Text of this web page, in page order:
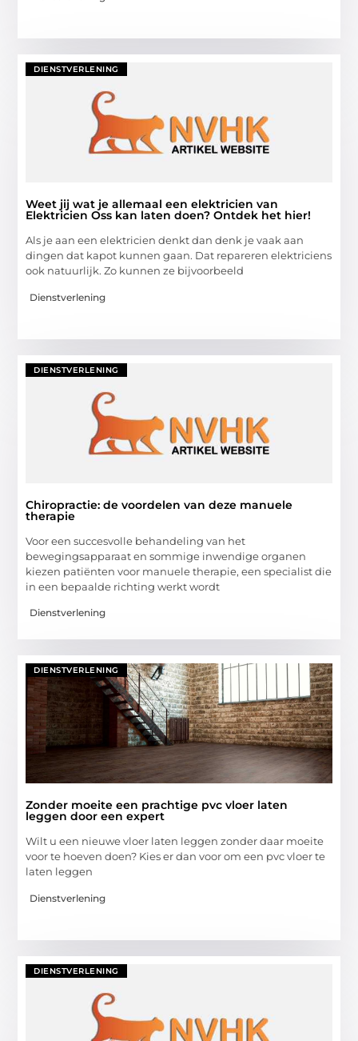
DIENSTVERLENING
Weet jij wat je allemaal een elektricien van
Elektricien Oss kan laten doen? Ontdek het hier!
Als je aan een elektricien denkt dan denk je vaak aan
dingen dat kapot kunnen gaan. Dat repareren elektriciens
ook natuurlijk. Zo kunnen ze bijvoorbeeld
Dienstverlening
DIENSTVERLENING
Chiropractie: de voordelen van deze manuele
therapie
Voor een succesvolle behandeling van het
bewegingsapparaat en sommige inwendige organen
kiezen patiënten voor manuele therapie, een specialist die
in een bepaalde richting werkt wordt
Dienstverlening
DIENSTVERLENING
Zonder moeite een prachtige pvc vloer laten
leggen door een expert
Wilt u een nieuwe vloer laten leggen zonder daar moeite
voor te hoeven doen? Kies er dan voor om een pvc vloer te
laten leggen
Dienstverlening
DIENSTVERLENING